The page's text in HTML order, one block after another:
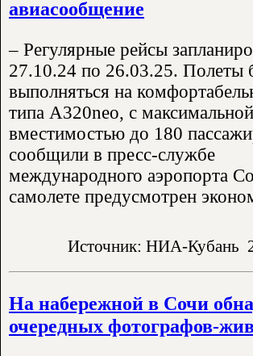
авиасообщение
– Регулярные рейсы
27.10.24 по 26.03.25. Полеты
выполняться на
типа А320neo, с максимальной
вместимостью до 180
сообщили в пресс-службе
международного аэропорта
самолете предусмотрен
Источник: НИА-Кубань
На набережной в Сочи
очередных фотографов-